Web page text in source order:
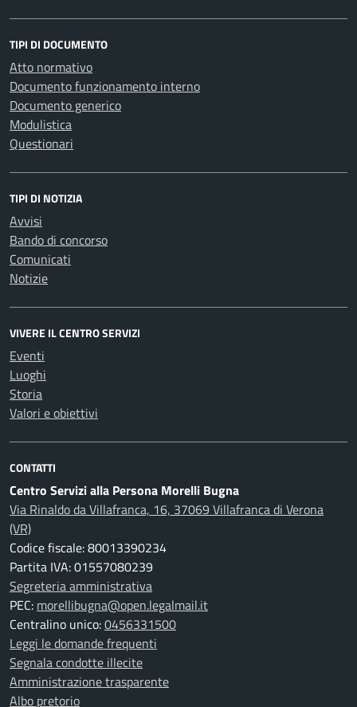
TIPI DI DOCUMENTO
Atto normativo
Documento funzionamento interno
Documento generico
Modulistica
Questionari
TIPI DI NOTIZIA
Avvisi
Bando di concorso
Comunicati
Notizie
VIVERE IL CENTRO SERVIZI
Eventi
Luoghi
Storia
Valori e obiettivi
CONTATTI
Centro Servizi alla Persona Morelli Bugna
Via Rinaldo da Villafranca, 16, 37069 Villafranca di Verona
(VR)
Codice fiscale: 80013390234
Partita IVA: 01557080239
Segreteria amministrativa
PEC: morellibugna@open.legalmail.it
Centralino unico:0456331500
Leggi le domande frequenti
Segnala condotte illecite
Amministrazione trasparente
Albo pretorio